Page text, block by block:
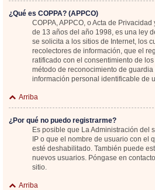
¿Qué es COPPA? (APPCO)
COPPA, APPCO, o Acta de
de 13 años del año 1998, es una ley
se solicita a los sitios de Internet, los
recolectores de información, que el
ratificado con el consentimiento de
método de reconocimiento de
información personal identificable de
Arriba
¿Por qué no puedo registrarme?
Es posible que La Administración del
IP o que el nombre de usuario con el
esté deshabilitado. También puede
nuevos usuarios. Póngase en
sitio.
Arriba